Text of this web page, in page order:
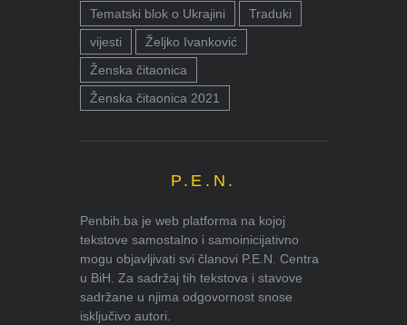
Tematski blok o Ukrajini
Traduki
vijesti
Željko Ivanković
Ženska čitaonica
Ženska čitaonica 2021
P.E.N.
Penbih.ba je web platforma na kojoj
tekstove samostalno i samoinicijativno
mogu objavljivati svi članovi P.E.N. Centra
u BiH. Za sadržaj tih tekstova i stavove
sadržane u njima odgovornost snose
isključivo autori.